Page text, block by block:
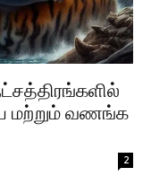
மற்றும் வணங்க
2